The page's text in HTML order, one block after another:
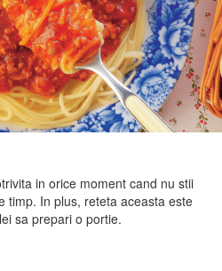
in orice moment cand nu stii
timp. In plus, reteta aceasta este
sa prepari o portie.